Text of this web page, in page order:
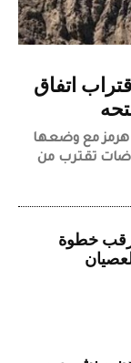
اتفاق
مع وضعها
تقترب من
خطوة